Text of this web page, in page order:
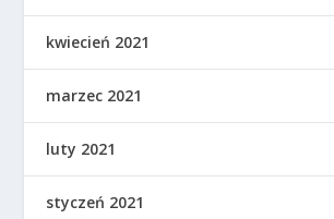
kwiecień 2021
marzec 2021
luty 2021
styczeń 2021